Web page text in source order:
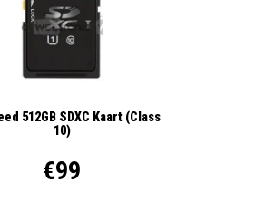
512GB SDXC Kaart (Class
10)
€99